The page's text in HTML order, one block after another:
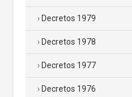
Decretos 1979
Decretos 1978
Decretos 1977
Decretos 1976